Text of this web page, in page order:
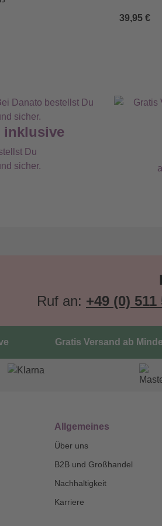
39,95 €
inklusive
Du
sicher.
Ruf an: +49 (0) 511
Gratis Versand ab
Allgemeines
Über uns
B2B und Großhandel
Nachhaltigkeit
Karriere